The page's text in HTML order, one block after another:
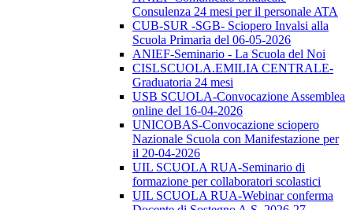
Consulenza 24 mesi per il personale ATA
CUB-SUR -SGB- Sciopero Invalsi alla
Scuola Primaria del 06-05-2026
ANIEF-Seminario - La Scuola del Noi
CISLSCUOLA.EMILIA CENTRALE-
Graduatoria 24 mesi
USB SCUOLA-Convocazione Assemblea
online del 16-04-2026
UNICOBAS-Convocazione sciopero
Nazionale Scuola con Manifestazione per
il 20-04-2026
UIL SCUOLA RUA-Seminario di
formazione per collaboratori scolastici
UIL SCUOLA RUA-Webinar conferma